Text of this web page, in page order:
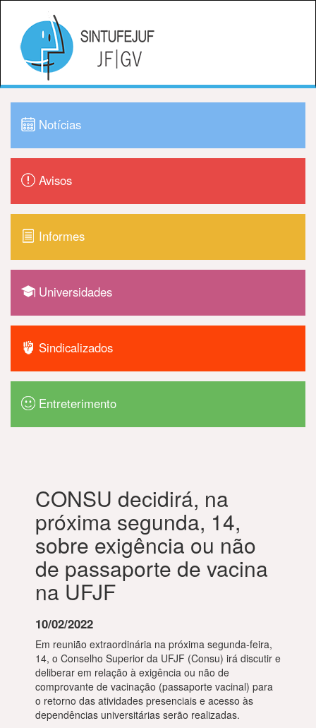
Notícias
Avisos
Informes
Universidades
Sindicalizados
Entreterimento
CONSU decidirá, na
próxima segunda, 14,
sobre exigência ou não
de passaporte de vacina
na UFJF
10/02/2022
Em reunião extraordinária na próxima segunda-feira,
14, o Conselho Superior da UFJF (Consu) irá discutir e
deliberar em relação à exigência ou não de
comprovante de vacinação (passaporte vacinal) para
o retorno das atividades presenciais e acesso às
dependências universitárias serão realizadas.